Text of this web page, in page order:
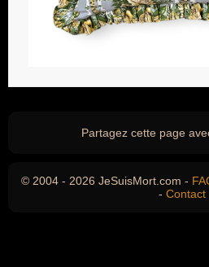
Partagez cette page
© 2004 - 2026 JeSuisMort.com -
- Contact